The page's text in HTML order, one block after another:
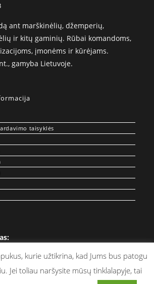
ant marškinėlių, džemperių,
ir kitų gaminių. Rūbai komandoms,
įmonėms ir kūrėjams.
gamyba Lietuvoje.
taisyklės
Opens
in
application
kurie užtikrina, kad Jums bus patogu
Jei toliau naršysite mūsų tinklalapyje, tai